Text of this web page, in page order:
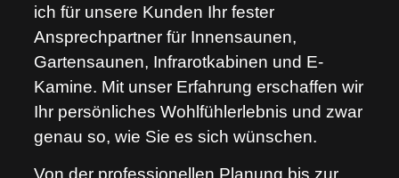
ich für unsere Kunden Ihr fester
Ansprechpartner für Innensaunen,
Gartensaunen, Infrarotkabinen und E-
Kamine. Mit unser Erfahrung erschaffen wir
Ihr persönliches Wohlfühlerlebnis und zwar
genau so, wie Sie es sich wünschen.